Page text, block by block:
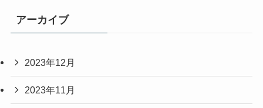
アーカイブ
2023年12月
2023年11月